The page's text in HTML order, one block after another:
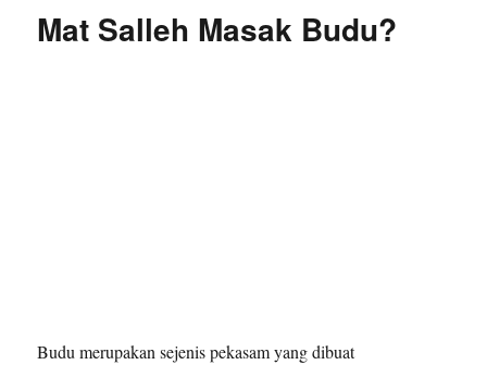
Mat Salleh Masak Budu?
Budu merupakan sejenis pekasam yang dibuat